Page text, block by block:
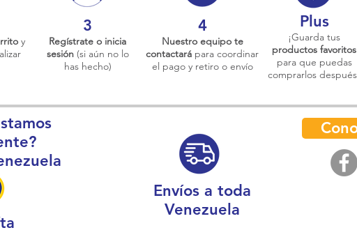
y
3
Regístrate o inicia
sesión(si aún no lo
has hecho)
4
Nuestro equipo te
contactará para coordinar
el pago y retiro o envío
Plus
¡Guarda tus
productos favoritos
para que puedas
comprarlos
Envíos a toda
Venezuela